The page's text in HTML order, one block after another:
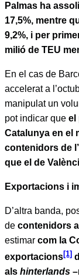
Palmas ha
17,5%, mentre
9,2%, i per
milió de TEU
En el cas de
accelerat a
manipulat un
pot indicar que el
Catalunya en el
contenidors de
que el de
Exportacions i
D’altra banda,
de contenidors
estimar com la
exportacions[1]
als hinterlands